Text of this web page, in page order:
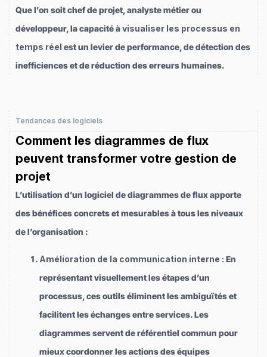
Que l’on soit chef de projet, analyste métier ou
développeur, la capacité àvisualiser les processus en
temps réel est un levier de performance, de détection des
inefficiences et de réduction des erreurs humaines.
Tendances des logiciels
Comment les diagrammes de flux
peuvent transformer votre gestion de
projet
L’utilisation d’un logiciel de diagrammes de flux apporte
des bénéfices concrets et mesurables à tous les niveaux
de l’organisation :
Amélioration de la communication interne : En
représentant visuellement les étapes d’un
processus, ces outils éliminent les ambiguïtés et
facilitent les échanges entre services. Les
diagrammes servent de référentiel commun pour
mieux coordonner les actions des équipes